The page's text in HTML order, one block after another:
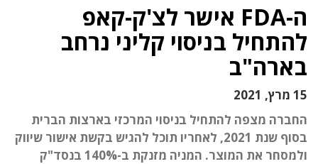
ה-FDA אישר לצ'ק-קאפ
להתחיל בניסוי קליני נרחב
בארה"ב
15 מרץ, 2021
החברה מצפה להתחיל בניסוי המרכזי בארצות הברית
בסוף שנת 2021, לאחריו תוכל להגיש בקשת אישור שיווק
ולמסחר את המוצר. המניה מזנקת ב-140% בנסד"ק